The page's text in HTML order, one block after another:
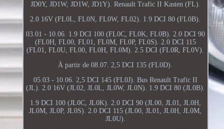
JD0Y, JD1W, JD1W, JD1Y). Renault Trafic II Kasten (FL).
2.0 16V (FL0L, FL0N, FL0W, FL02). 1.9 DCI 80 (FL0B).
03.01 - 10.06. 1.9 DCI 100 (FL0C, FL0K, FL0B). 2.0 DCI 90
(FL0H, FL00, FL01, FL0M, FL0P, FL0S). 2.0 DCI 115
(FL01, FL0U, FL00, FL0H, FL0M). 2.5 DCI (FL0R, FL0V).
À partir de 08.07. 2,5 DCI 135 (FL0D).
05.03 - 10.06. 2,5 DCI 145 (FL0J). Bus Renault Trafic II
(JL). 2.0 16V (JL02, JL0L, JL0W, JL0N). 1.9 DCI 80 (JL0B).
1.9 DCI 100 (JL0C, JL0K). 2.0 DCI 90 (JL00, JL01, JL0H,
JL0M, JL0P, JL0S). 2.0 DCI 115 (JL00, JL01, JL0H, JL0M,
JL0U).